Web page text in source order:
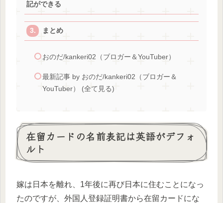
記ができる
まとめ
おのだ/kankeri02（ブロガー＆YouTuber）
最新記事 by おのだ/kankeri02（ブロガー＆
YouTuber） (全て見る)
在留カードの名前表記は英語がデフォ
ルト
嫁は日本を離れ、1年後に再び日本に住むことになっ
たのですが、外国人登録証明書から在留カードにな